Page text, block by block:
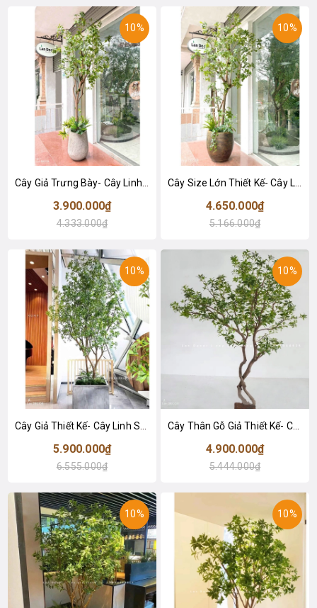
10%
Cây Giả Trưng Bày- Cây Linh Sơn Giả Trang Trí Nội Thất, Thiết Kế Cảnh Quan Xanh (230cm)- CC1253
3.900.000₫
4.333.000₫
10%
Cây Size Lớn Thiết Kế- Cây Linh Sơn Giả Thiết Kế Tiểu Cảnh Cửa Hiệu, Quán Cafe Tạo Không Gian Xanh (240cm)- CC1252
4.650.000₫
5.166.000₫
10%
Cây Giả Thiết Kế- Cây Linh Sơn Thiết Kế Không Gian Hài Hòa, Điểm Nhấn Sáng Tạo
5.900.000₫
6.555.000₫
10%
Cây Thân Gỗ Giả Thiết Kế- Cây Linh Sơn Tiểu Cảnh Thiết Kế Không Gian Đẹp (200cm)- CC1166
4.900.000₫
5.444.000₫
10% 10%